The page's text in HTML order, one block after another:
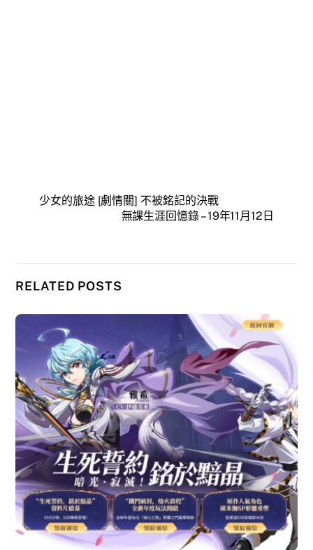
少女的旅途 [劇情關] 不被銘記的決戰
無課生涯回憶錄 – 19年11月12日
RELATED POSTS